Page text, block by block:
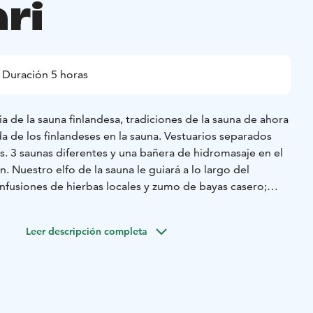
Duración 5 horas
de la sauna finlandesa, tradiciones de la sauna de ahora
de los finlandeses en la sauna. Vestuarios separados
3 saunas diferentes y una bañera de hidromasaje en el
Nuestro elfo de la sauna le guiará a lo largo del
de hierbas locales y zumo de bayas casero;
de especialidades locales. También ofrecemos opciones
Leer descripción completa